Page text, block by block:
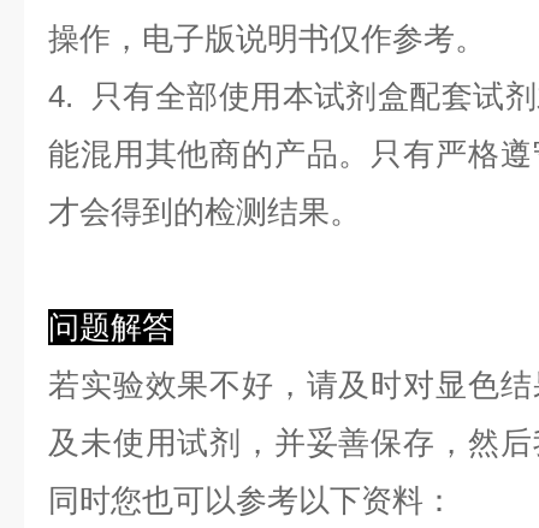
操作，电子版说明书仅作参考。
4. 只有全部使用本试剂盒配套试
能混用其他商的产品。只有严格
才会得到的检测结果。
问题解答
若实验效果不好，请及时对显色
及未使用试剂，并妥善保存，然
同时您也可以参考以下资料：